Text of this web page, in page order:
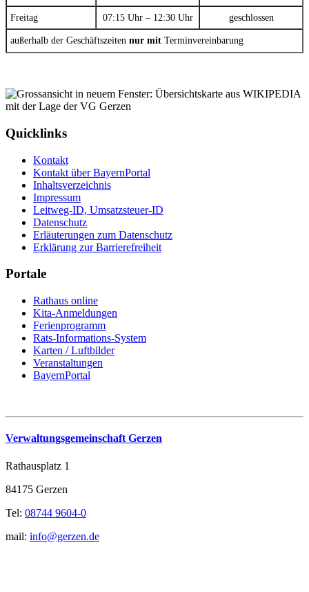
Freitag 07:15 Uhr – 12:30 Uhr geschlossen
außerhalb der Geschäftszeiten nur mit Terminvereinbarung
Quicklinks
Kontakt
Kontakt über BayernPortal
Inhaltsverzeichnis
Impressum
Leitweg-ID, Umsatzsteuer-ID
Datenschutz
Erläuterungen zum Datenschutz
Erklärung zur Barrierefreiheit
Portale
Rathaus online
Kita-Anmeldungen
Ferienprogramm
Rats-Informations-System
Karten / Luftbilder
Veranstaltungen
BayernPortal
Verwaltungsgemeinschaft Gerzen
Rathausplatz 1
84175 Gerzen
Tel: 08744 9604-0
mail: info@gerzen.de